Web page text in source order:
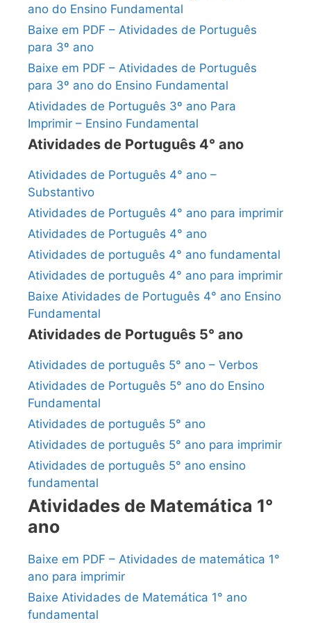
ano do Ensino Fundamental
Baixe em PDF – Atividades de Português
para 3º ano
Baixe em PDF – Atividades de Português
para 3º ano do Ensino Fundamental
Atividades de Português 3º ano Para
Imprimir – Ensino Fundamental
Atividades de Português 4° ano
Atividades de Português 4° ano –
Substantivo
Atividades de Português 4° ano para imprimir
Atividades de Português 4° ano
Atividades de português 4° ano fundamental
Atividades de português 4° ano para imprimir
Baixe Atividades de Português 4° ano Ensino
Fundamental
Atividades de Português 5° ano
Atividades de português 5° ano – Verbos
Atividades de Português 5° ano do Ensino
Fundamental
Atividades de português 5° ano
Atividades de português 5° ano para imprimir
Atividades de português 5° ano ensino
fundamental
Atividades de Matemática 1°
ano
Baixe em PDF – Atividades de matemática 1°
ano para imprimir
Baixe Atividades de Matemática 1° ano
fundamental